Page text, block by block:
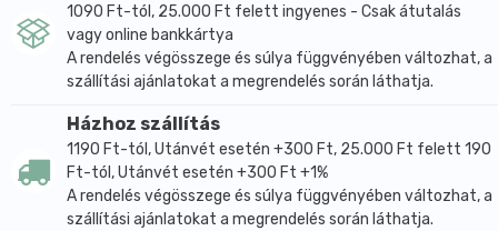
1090 Ft-tól, 25.000 Ft felett ingyenes - Csak átutalás
vagy online bankkártya
A rendelés végösszege és súlya függvényében változhat, a
szállítási ajánlatokat a megrendelés során láthatja.
Házhoz szállítás
1190 Ft-tól, Utánvét esetén +300 Ft, 25.000 Ft felett 190
Ft-tól, Utánvét esetén +300 Ft +1%
A rendelés végösszege és súlya függvényében változhat, a
szállítási ajánlatokat a megrendelés során láthatja.